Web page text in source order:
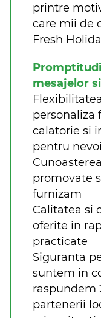
printre
care mii de
Fresh
mesajelor
personaliza
calatorie si
pentru
promovate
furnizam
Calitatea si
oferite in
practicate
Siguranta
suntem in
raspundem
partenerii